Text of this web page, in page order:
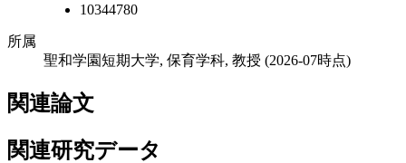
10344780
所属
聖和学園短期大学, 保育学科, 教授 (2026-07時点)
関連論文
関連研究データ